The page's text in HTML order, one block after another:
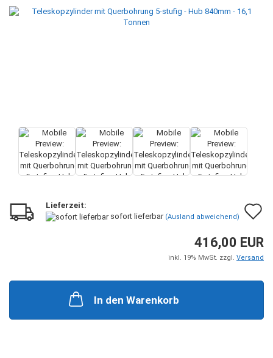
Lieferzeit:
sofort lieferbar (Ausland abweichend)
416,00 EUR
inkl. 19% MwSt. zzgl. Versand
In den Warenkorb